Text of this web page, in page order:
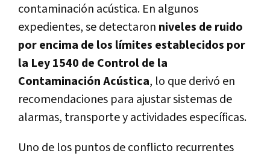
contaminación acústica. En algunos
expedientes, se detectaron niveles de ruido
por encima de los límites establecidos por
la Ley 1540 de Control de la
Contaminación Acústica, lo que derivó en
recomendaciones para ajustar sistemas de
alarmas, transporte y actividades específicas.
Uno de los puntos de conflicto recurrentes